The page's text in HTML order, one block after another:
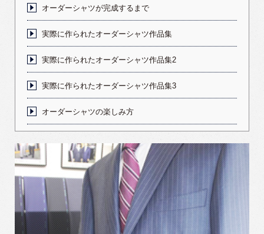
オーダーシャツが完成するまで
実際に作られたオーダーシャツ作品集
実際に作られたオーダーシャツ作品集2
実際に作られたオーダーシャツ作品集3
オーダーシャツの楽しみ方